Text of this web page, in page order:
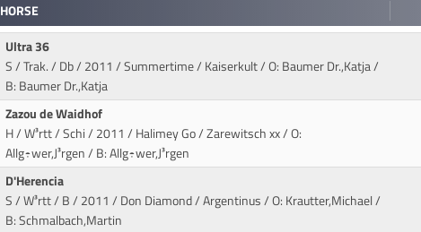
HORSE
Ultra 36
S / Trak. / Db / 2011 / Summertime / Kaiserkult/ O: Baumer Dr.,Katja /
B: Baumer Dr.,Katja
Zazou de Waidhof
H / W³rtt / Schi / 2011 / Halimey Go / Zarewitsch xx/ O:
Allg÷wer,J³rgen / B: Allg÷wer,J³rgen
D'Herencia
S / W³rtt / B / 2011 / Don Diamond / Argentinus/ O: Krautter,Michael /
B: Schmalbach,Martin